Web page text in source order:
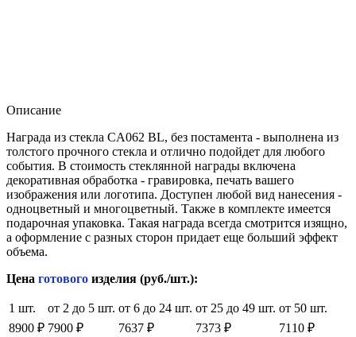
Описание
Награда из стекла CA062 BL, без постамента - выполнена из
толстого прочного стекла и отлично подойдет для любого
события. В стоимость стеклянной награды включена
декоративная обработка - гравировка, печать вашего
изображения или логотипа. Доступен любой вид нанесения -
одноцветный и многоцветный. Также в комплекте имеется
подарочная упаковка. Такая награда всегда смотрится изящно,
а оформление с разных сторон придает еще больший эффект
объема.
Цена готового изделия (руб./шт.):
1 шт. от 2 до 5 шт. от 6 до 24 шт. от 25 до 49 шт. от 50 шт.
8900 ₽ 7900 ₽ 7637 ₽ 7373 ₽
7110 ₽